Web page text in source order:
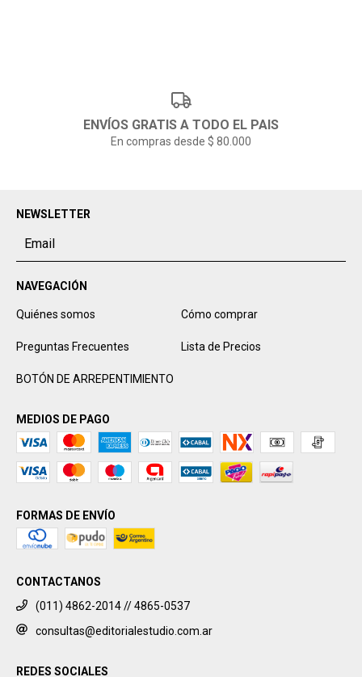
ENVÍOS GRATIS A TODO EL PAIS
En compras desde $ 80.000
NEWSLETTER
NAVEGACIÓN
Quiénes somos Cómo comprar
Preguntas Frecuentes Lista de Precios
BOTÓN DE ARREPENTIMIENTO
MEDIOS DE PAGO
FORMAS DE ENVÍO
CONTACTANOS
(011) 4862-2014 // 4865-0537
consultas@editorialestudio.com.ar
REDES SOCIALES